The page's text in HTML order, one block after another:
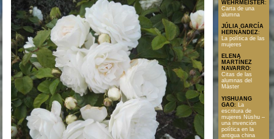
WEHRMEISTER:
Carta de una
alumna
JÚLIA GARCÍA
HERNÀNDEZ:
La política de las
mujeres
ELENA
MARTÍNEZ
NAVARRO:
Citas de las
alumnas del
Màster
YISHUANG
GAO:
La
escritura de
mujeres Nüshu –
una invención
política en la
antigua china